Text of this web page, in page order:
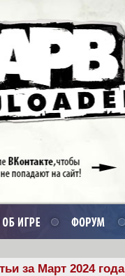
за Март 2024 года